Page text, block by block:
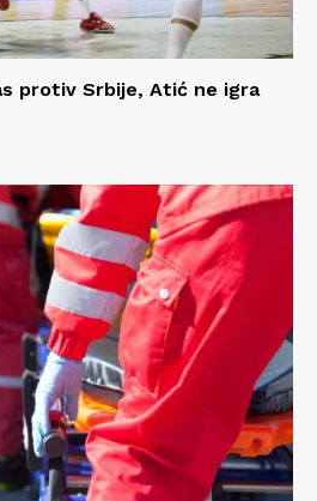
protiv Srbije, Atić ne igra